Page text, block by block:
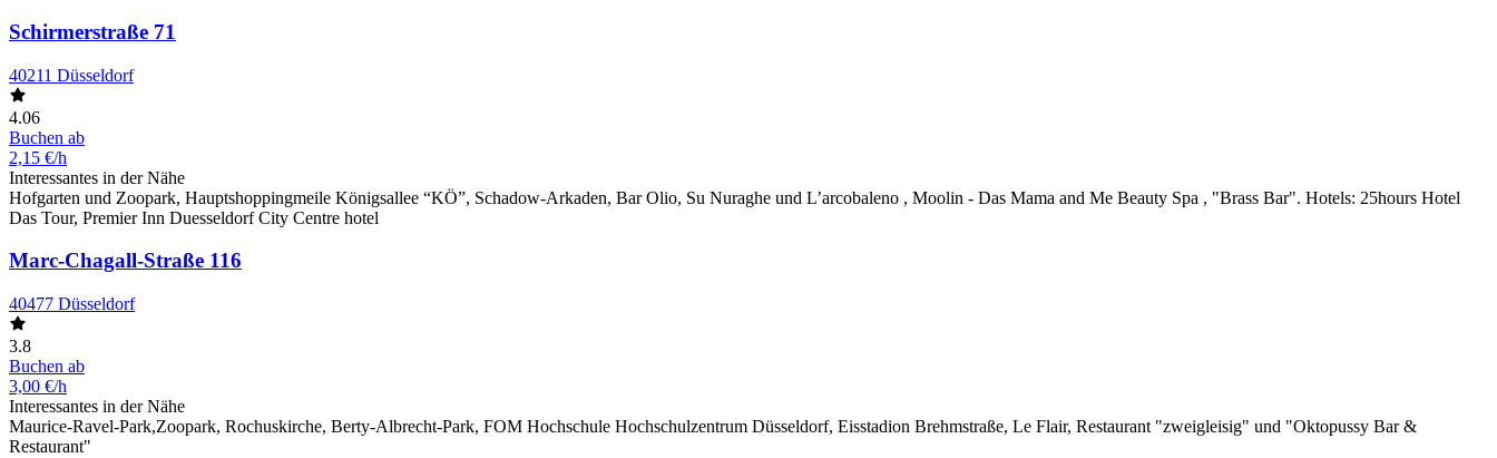
Schirmerstraße 71
40211 Düsseldorf
4.06
Buchen ab
2,15 €/h
Interessantes in der Nähe
Hofgarten und Zoopark, Hauptshoppingmeile Königsallee “KÖ”, Schadow-Arkaden, Bar Olio, Su Nuraghe und L’arcobaleno , Moolin - Das Mama and Me Beauty Spa , "Brass Bar". Hotels: 25hours Hotel
Das Tour, Premier Inn Duesseldorf City Centre hotel
Marc-Chagall-Straße 116
40477 Düsseldorf
3.8
Buchen ab
3,00 €/h
Interessantes in der Nähe
Maurice-Ravel-Park,Zoopark, Rochuskirche, Berty-Albrecht-Park, FOM Hochschule Hochschulzentrum Düsseldorf, Eisstadion Brehmstraße, Le Flair, Restaurant "zweigleisig" und "Oktopussy Bar &
Restaurant"